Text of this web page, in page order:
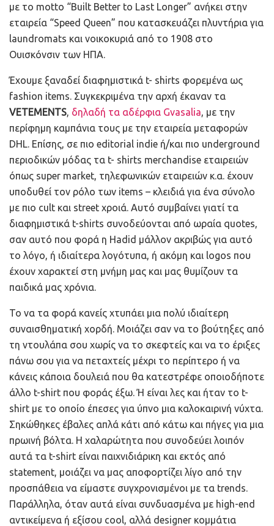
με το motto “Built Better to Last Longer” ανήκει στην
εταιρεία “Speed Queen” που κατασκευάζει πλυντήρια για
laundromats και νοικοκυριά από το 1908 στο
Ουισκόνσιν των ΗΠΑ.
Έχουμε ξαναδεί διαφημιστικά t- shirts φορεμένα ως
fashion items. Συγκεκριμένα την αρχή έκαναν τα
VETEMENTS, δηλαδή τα αδέρφια Gvasalia, με την
περίφημη καμπάνια τους με την εταιρεία μεταφορών
DHL. Επίσης, σε πιο editorial indie ή/και πιο underground
περιοδικών μόδας τα t- shirts merchandise εταιρειών
όπως super market, τηλεφωνικών εταιρειών κ.α. έχουν
υποδυθεί τον ρόλο των items – κλειδιά για ένα σύνολο
με πιο cult και street χροιά. Αυτό συμβαίνει γιατί τα
διαφημιστικά t-shirts συνοδεύονται από ωραία quotes,
σαν αυτό που φορά η Hadid μάλλον ακριβώς για αυτό
το λόγο, ή ιδιαίτερα λογότυπα, ή ακόμη και logos που
έχουν χαρακτεί στη μνήμη μας και μας θυμίζουν τα
παιδικά μας χρόνια.
Το να τα φορά κανείς χτυπάει μια πολύ ιδιαίτερη
συναισθηματική χορδή. Μοιάζει σαν να το βούτηξες από
τη ντουλάπα σου χωρίς να το σκεφτείς και να το έριξες
πάνω σου για να πεταχτείς μέχρι το περίπτερο ή να
κάνεις κάποια δουλειά που θα κατεστρέφε οποιοδήποτε
άλλο t-shirt που φοράς έξω. Ή είναι λες και ήταν το t-
shirt με το οποίο έπεσες για ύπνο μια καλοκαιρινή νύχτα.
Σηκώθηκες έβαλες απλά κάτι από κάτω και πήγες για μια
πρωινή βόλτα. Η χαλαρώτητα που συνοδεύει λοιπόν
αυτά τα t-shirt είναι παιχνιδιάρικη και εκτός από
statement, μοιάζει να μας αποφορτίζει λίγο από την
προσπάθεια να είμαστε συγχρονισμένοι με τα trends.
Παράλληλα, όταν αυτά είναι συνδυασμένα με high-end
αντικείμενα ή εξίσου cool, αλλά designer κομμάτια